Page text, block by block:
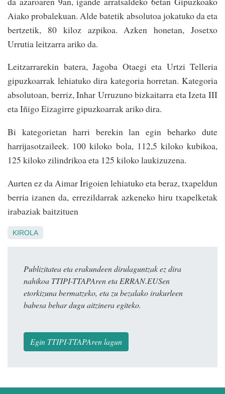
Aiako probalekuan. Alde batetik absolutoa jokatuko da eta
bertzetik, 80 kiloz azpikoa. Azken honetan, Josetxo
Urrutia leitzarra ariko da.
Leitzarrarekin batera, Jagoba Otaegi eta Urtzi Telleria
gipuzkoarrak lehiatuko dira kategoria horretan. Kategoria
absolutoan, berriz, Inhar Urruzuno bizkaitarra eta Izeta III
eta Iñigo Eizagirre gipuzkoarrak ariko dira.
Bi kategorietan harri berekin lan egin beharko dute
harrijasotzaileek. 100 kiloko bola, 112,5 kiloko kubikoa,
125 kiloko zilindrikoa eta 125 kiloko laukizuzena.
Aurten ez da Aimar Irigoien lehiatuko eta beraz, txapeldun
berria izanen da, errezildarrak azkeneko hiru txapelketak
irabaziak baitzituen
KIROLA
Publizitatea eta erakundeen dirulaguntzak ez dira
nahikoa TTIPI-TTAPAren eta ERRAN.EUSen
etorkizuna bermatzeko, eta zu bezalako irakurleen
babesa behar dugu aitzinera egiteko.
Egin TTIPI-TTAPAren lagun